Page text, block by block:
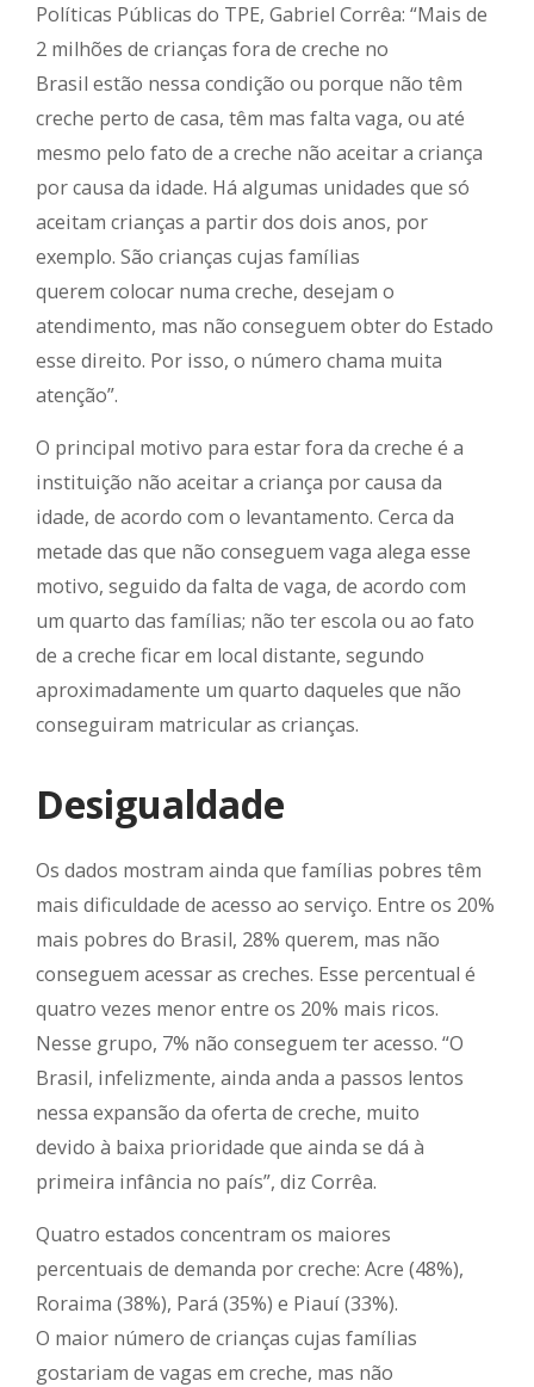
Políticas Públicas do TPE, Gabriel Corrêa: “Mais de
2 milhões de crianças fora de creche no
Brasil estão nessa condição ou porque não têm
creche perto de casa, têm mas falta vaga, ou até
mesmo pelo fato de a creche não aceitar a criança
por causa da idade. Há algumas unidades que só
aceitam crianças a partir dos dois anos, por
exemplo. São crianças cujas famílias
querem colocar numa creche, desejam o
atendimento, mas não conseguem obter do Estado
esse direito. Por isso, o número chama muita
atenção”.
O principal motivo para estar fora da creche é a
instituição não aceitar a criança por causa da
idade, de acordo com o levantamento. Cerca da
metade das que não conseguem vaga alega esse
motivo, seguido da falta de vaga, de acordo com
um quarto das famílias; não ter escola ou ao fato
de a creche ficar em local distante, segundo
aproximadamente um quarto daqueles que não
conseguiram matricular as crianças.
Desigualdade
Os dados mostram ainda que famílias pobres têm
mais dificuldade de acesso ao serviço. Entre os 20%
mais pobres do Brasil, 28% querem, mas não
conseguem acessar as creches. Esse percentual é
quatro vezes menor entre os 20% mais ricos.
Nesse grupo, 7% não conseguem ter acesso. “O
Brasil, infelizmente, ainda anda a passos lentos
nessa expansão da oferta de creche, muito
devido à baixa prioridade que ainda se dá à
primeira infância no país”, diz Corrêa.
Quatro estados concentram os maiores
percentuais de demanda por creche: Acre (48%),
Roraima (38%), Pará (35%) e Piauí (33%).
O maior número de crianças cujas famílias
gostariam de vagas em creche, mas não